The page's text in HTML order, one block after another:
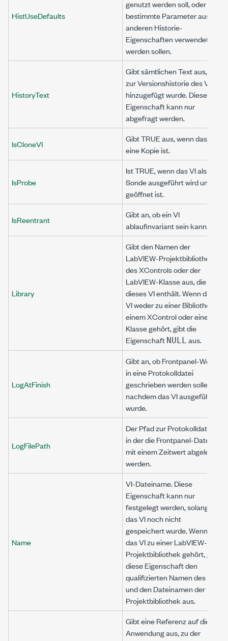
HistUseDefaults
genutzt werden soll, oder ob
bestimmte Parameter aus
anderen Historie-
Eigenschaften verwendet
werden sollen.
HistoryText
Gibt sämtlichen Text aus, der
zur Versionshistorie des VIs
hinzugefügt wurde. Diese
Eigenschaft kann nur
abgefragt werden.
IsCloneVI
Gibt TRUE aus, wenn das VI
eine Kopie ist.
IsProbe
Ist TRUE, wenn das VI als
Sonde ausgeführt wird und
geöffnet ist.
IsReentrant
Gibt an, ob ein VI
ablaufinvariant sein kann.
Library
Gibt den Namen der
LabVIEW-Projektbibliothek,
des XControls oder der
LabVIEW-Klasse aus, die
dieses VI enthält. Wenn das
VI weder zu einer Bibliothek,
einem XControl oder einer
Klasse gehört, gibt die
Eigenschaft NULL aus.
LogAtFinish
Gibt an, ob Frontpanel-Werte
in eine Protokolldatei
geschrieben werden sollen,
nachdem das VI ausgeführt
wurde.
LogFilePath
Der Pfad zur Protokolldatei,
in der die Frontpanel-Daten
mit einem Zeitwert abgelegt
werden.
Name
VI-Dateiname. Diese
Eigenschaft kann nur
festgelegt werden, solange
das VI noch nicht
gespeichert wurde. Wenn
das VI zu einer LabVIEW-
Projektbibliothek gehört, gibt
diese Eigenschaft den
qualifizierten Namen des VIs
und den Dateinamen der
Projektbibliothek aus.
Gibt eine Referenz auf die
Anwendung aus, zu der